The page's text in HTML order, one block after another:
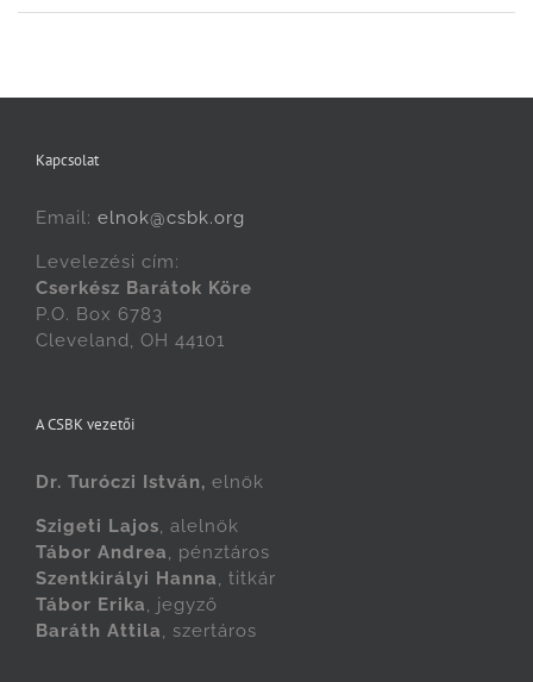
Kapcsolat
Email: elnok@csbk.org
Levelezési cím:
Cserkész Barátok Köre
P.O. Box 6783
Cleveland, OH 44101
A CSBK vezetői
Dr. Turóczi István, elnök
Szigeti Lajos, alelnök
Tábor Andrea, pénztáros
Szentkirályi Hanna, titkár
Tábor Erika, jegyző
Baráth Attila, szertáros